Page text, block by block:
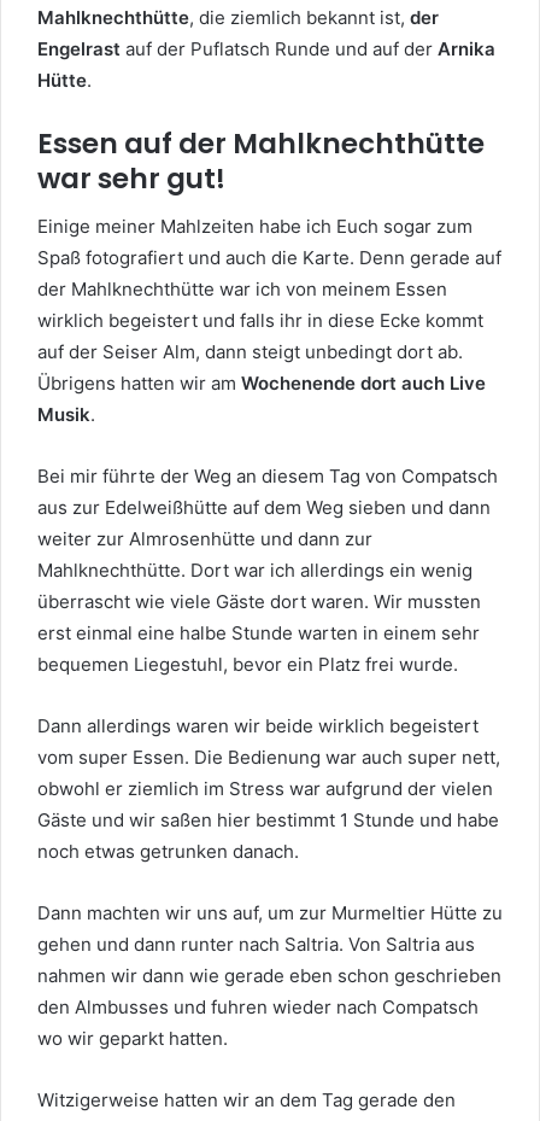
Mahlknechthütte, die ziemlich bekannt ist, der
Engelrast auf der Puflatsch Runde und auf der Arnika
Hütte.
Essen auf der Mahlknechthütte
war sehr gut!
Einige meiner Mahlzeiten habe ich Euch sogar zum
Spaß fotografiert und auch die Karte. Denn gerade auf
der Mahlknechthütte war ich von meinem Essen
wirklich begeistert und falls ihr in diese Ecke kommt
auf der Seiser Alm, dann steigt unbedingt dort ab.
Übrigens hatten wir am Wochenende dort auch Live
Musik.
Bei mir führte der Weg an diesem Tag von Compatsch
aus zur Edelweißhütte auf dem Weg sieben und dann
weiter zur Almrosenhütte und dann zur
Mahlknechthütte. Dort war ich allerdings ein wenig
überrascht wie viele Gäste dort waren. Wir mussten
erst einmal eine halbe Stunde warten in einem sehr
bequemen Liegestuhl, bevor ein Platz frei wurde.
Dann allerdings waren wir beide wirklich begeistert
vom super Essen. Die Bedienung war auch super nett,
obwohl er ziemlich im Stress war aufgrund der vielen
Gäste und wir saßen hier bestimmt 1 Stunde und habe
noch etwas getrunken danach.
Dann machten wir uns auf, um zur Murmeltier Hütte zu
gehen und dann runter nach Saltria. Von Saltria aus
nahmen wir dann wie gerade eben schon geschrieben
den Almbusses und fuhren wieder nach Compatsch
wo wir geparkt hatten.
Witzigerweise hatten wir an dem Tag gerade den